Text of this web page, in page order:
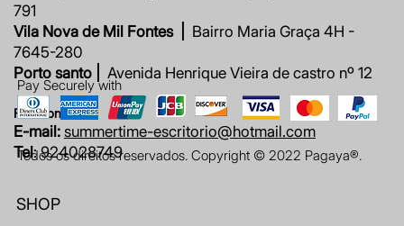
791
Vila Nova de Mil Fontes |
Bairro Maria Graça 4H -
7645-280
Porto santo |
Avenida Henrique Vieira de castro nº 12
Fale connosco
E-mail: summertime-escritorio@hotmail.com
Tel: 924028749
Pay Securely with
Todos os direitos reservados. Copyright © 2022 Pagaya®.
SHOP